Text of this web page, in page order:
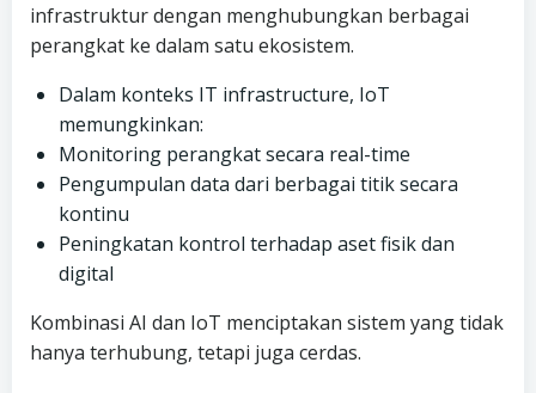
infrastruktur dengan menghubungkan berbagai
perangkat ke dalam satu ekosistem.
Dalam konteks IT infrastructure, IoT
memungkinkan:
Monitoring perangkat secara real-time
Pengumpulan data dari berbagai titik secara
kontinu
Peningkatan kontrol terhadap aset fisik dan
digital
Kombinasi AI dan IoT menciptakan sistem yang tidak
hanya terhubung, tetapi juga cerdas.